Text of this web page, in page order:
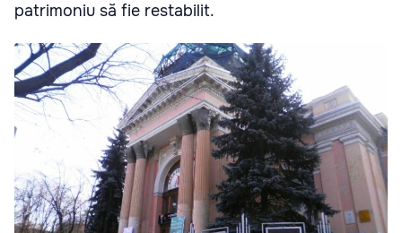
patrimoniu să fie restabilit.